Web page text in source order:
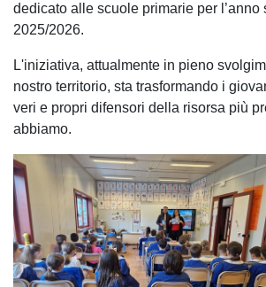
dedicato alle scuole primarie per l’anno
2025/2026.
L'iniziativa, attualmente in pieno
nostro territorio, sta trasformando i
veri e propri difensori della risorsa più
abbiamo.